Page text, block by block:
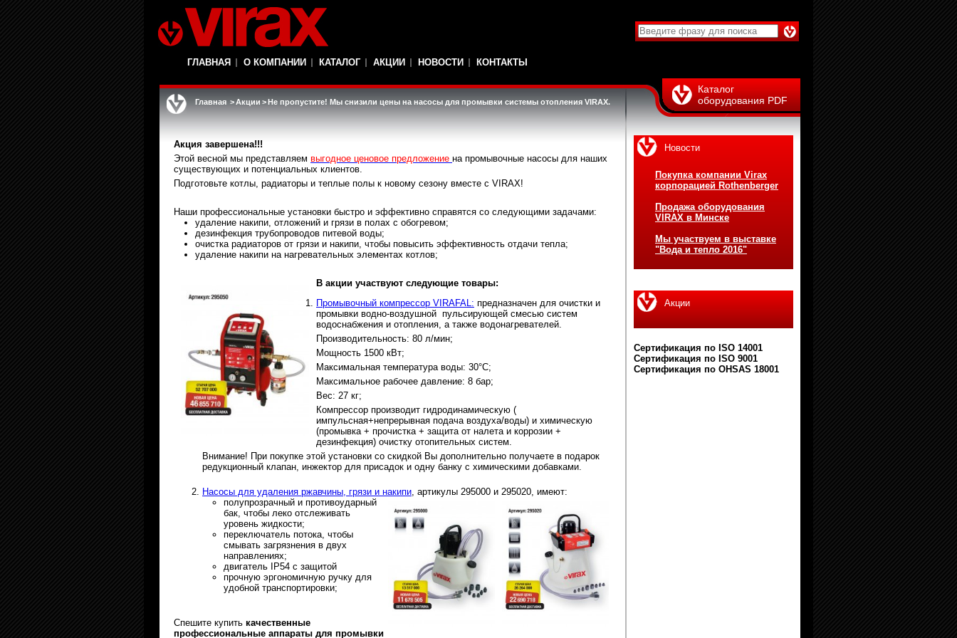
ГЛАВНАЯ О КОМПАНИИ КАТАЛОГ АКЦИИ НОВОСТИ КОНТАКТЫ
Главная >Акции >Не пропустите! Мы снизили цены на насосы для промывки системы отопления VIRAX.
Акция завершена!!!
Этой весной мы представляем выгодное ценовое предложение на промывочные насосы для наших
существующих и потенциальных клиентов.
Подготовьте котлы, радиаторы и теплые полы к новому сезону вместе с VIRAX!
Наши профессиональные установки быстро и эффективно справятся со следующими задачами:
удаление накипи, отложений и грязи в полах с обогревом;
дезинфекция трубопроводов питевой воды;
очистка радиаторов от грязи и накипи, чтобы повысить эффективность отдачи тепла;
удаление накипи на нагревательных элементах котлов;
В акции участвуют следующие товары:
Промывочный компрессор VIRAFAL: предназначен для очистки и
промывки водно-воздушной пульсирующей смесью систем
водоснабжения и отопления, а также водонагревателей.
Производительность: 80 л/мин;
Мощность 1500 кВт;
Максимальная температура воды: 30°C;
Максимальное рабочее давление: 8 бар;
Вес: 27 кг;
Компрессор производит гидродинамическую (
импульсная+непрерывная подача воздуха/воды) и химическую
(промывка + прочистка + защита от налета и коррозии +
дезинфекция) очистку отопительных систем.
Внимание! При покупке этой установки со скидкой Вы дополнительно получаете в подарок
редукционный клапан, инжектор для присадок и одну банку с химическими добавками.
Насосы для удаления ржавчины, грязи и накипи, артикулы 295000 и 295020, имеют:
полупрозрачный и противоударный
бак, чтобы леко отслеживать
уровень жидкости;
переключатель потока, чтобы
смывать загрязнения в двух
направлениях;
двигатель IP54 с защитой
прочную эргономичную ручку для
удобной транспортировки;
Спешите купить качественные
профессиональные аппараты для промывки
Каталог
оборудования PDF
Новости
Покупка компании Virax
корпорацией Rothenberger
Продажа оборудования
VIRAX в Минске
Мы участвуем в выставке
"Вода и тепло 2016"
Акции
Сертификация по ISO 14001
Сертификация по ISO 9001
Сертификация по OHSAS 18001